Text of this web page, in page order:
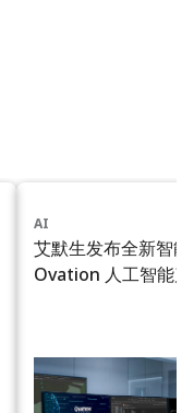
AI
艾默生发布全新智
Ovation 人工智能